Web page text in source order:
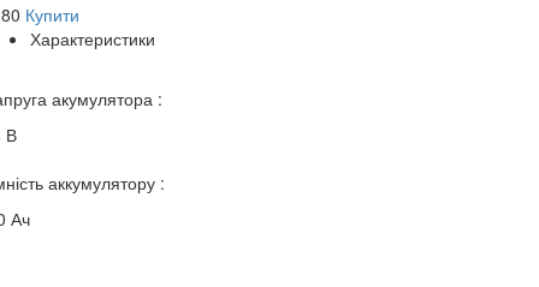
Купити
Характеристики
акумулятора :
В
аккумулятору :
Ач